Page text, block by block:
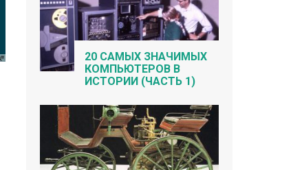
20 САМЫХ ЗНАЧИМЫХ
КОМПЬЮТЕРОВ В
ИСТОРИИ (ЧАСТЬ 1)